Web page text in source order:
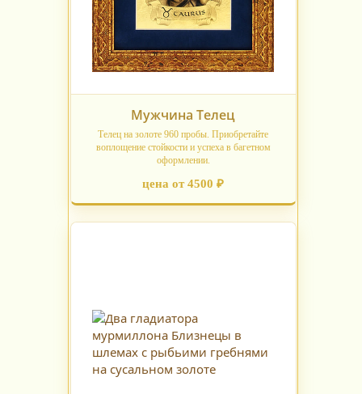
Мужчина Телец
Телец на золоте 960 пробы. Приобретайте
воплощение стойкости и успеха в багетном
оформлении.
цена от 4500 ₽